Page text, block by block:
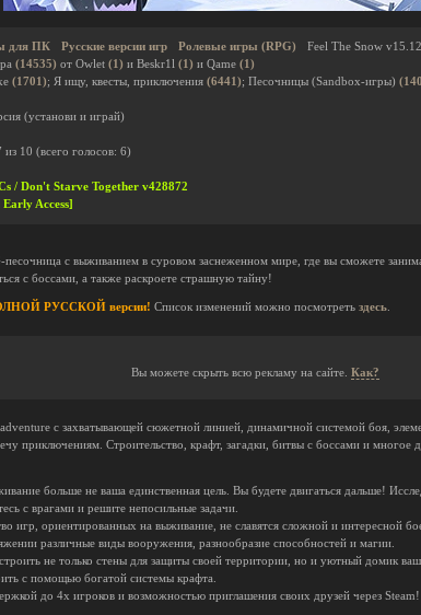
для ПК Русские версии игр Ролевые игры (RPG)
Feel The Snow
(14535) от Owlet (1) и Beskr1l (1) и Qame (1)
(1701); Я ищу, квесты, приключения (6441); Песочницы (Sandbox-игры)
(установи и играй)
из 10 (всего голосов: 6)
/ Don't Starve Together v428872
Access]
песочница с выживанием в суровом заснеженном мире, где вы сможете
с боссами, а также раскроете страшную тайну!
РУССКОЙ версии! Список изменений можно посмотреть здесь
Вы можете скрыть всю рекламу на сайте. Как?
с захватывающей сюжетной линией, динамичной системой боя,
приключениям. Строительство, крафт, загадки, битвы с боссами и многое
больше не ваша единственная цель. Вы будете двигаться дальше!
с врагами и решите непосильные задачи.
игр, ориентированных на выживание, не славятся сложной и интересной
различные виды вооружения, разнообразие способностей и магии.
не только стены для защиты своей территории, но и уютный домик
с помощью богатой системы крафта.
до 4х игроков и возможностью приглашения своих друзей через Steam!